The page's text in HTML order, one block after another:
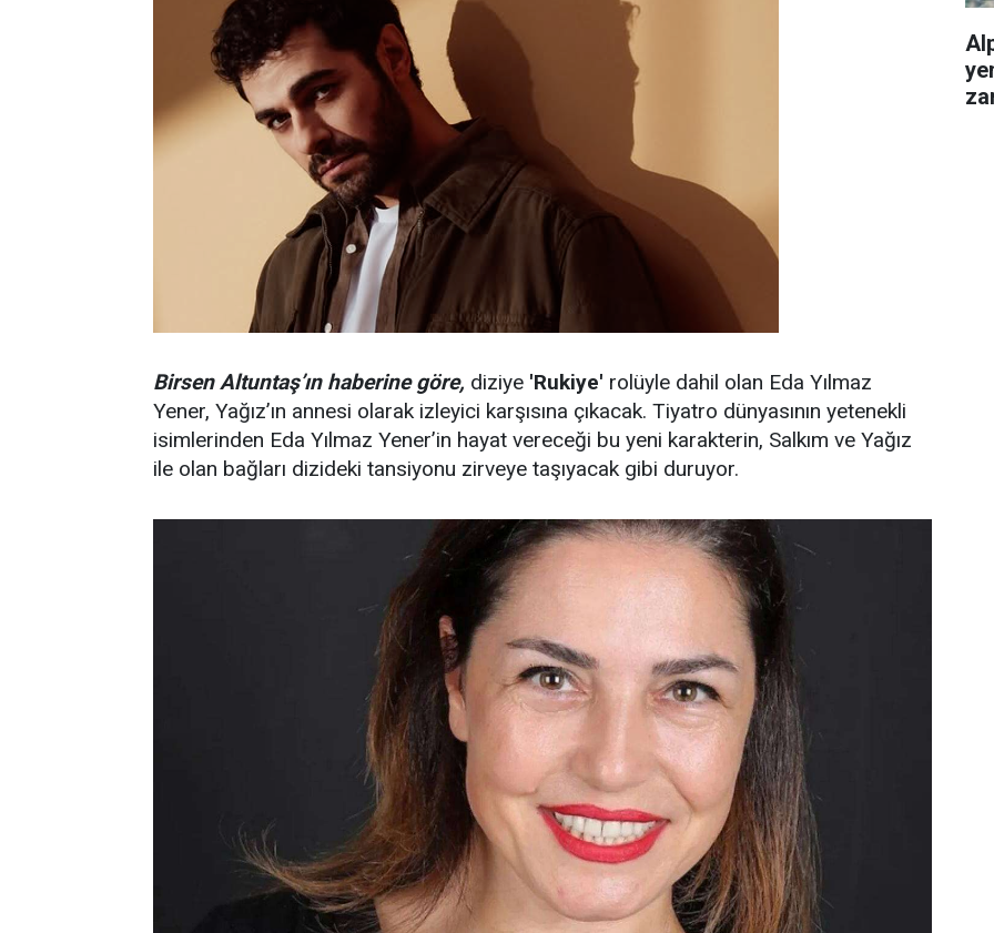
Birsen Altuntaş’ın haberine göre, diziye 'Rukiye' rolüyle dahil olan Eda Yılmaz
Yener, Yağız’ın annesi olarak izleyici karşısına çıkacak. Tiyatro dünyasının yetenekli
isimlerinden Eda Yılmaz Yener’in hayat vereceği bu yeni karakterin, Salkım ve Yağız
ile olan bağları dizideki tansiyonu zirveye taşıyacak gibi duruyor.